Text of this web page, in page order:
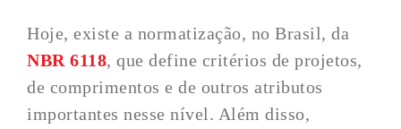
Hoje, existe a normatização, no Brasil, da
NBR 6118, que define critérios de projetos,
de comprimentos e de outros atributos
importantes nesse nível. Além disso,